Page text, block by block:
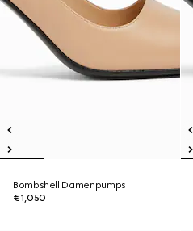
Bombshell Damenpumps
€1,050